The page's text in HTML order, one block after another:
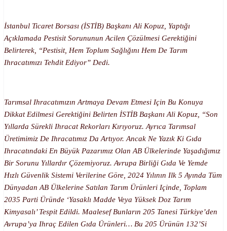
İstanbul Ticaret Borsası (İSTİB) Başkanı Ali Kopuz, Yaptığı
Açıklamada Pestisit Sorununun Acilen Çözülmesi Gerektiğini
Belirterek, “Pestisit, Hem Toplum Sağlığını Hem De Tarım
Ihracatımızı Tehdit Ediyor” Dedi.
Tarımsal Ihracatımızın Artmaya Devam Etmesi Için Bu Konuya
Dikkat Edilmesi Gerektiğini Belirten İSTİB Başkanı Ali Kopuz, “Son
Yıllarda Sürekli Ihracat Rekorları Kırıyoruz. Ayrıca Tarımsal
Üretimimiz De Ihracatımız Da Artıyor. Ancak Ne Yazık Ki Gıda
Ihracatındaki En Büyük Pazarımız Olan AB Ülkelerinde Yaşadığımız
Bir Sorunu Yıllardır Çözemiyoruz. Avrupa Birliği Gıda Ve Yemde
Hızlı Güvenlik Sistemi Verilerine Göre, 2024 Yılının Ilk 5 Ayında Tüm
Dünyadan AB Ülkelerine Satılan Tarım Ürünleri Içinde, Toplam
2035 Parti Üründe ‘yasaklı Madde Veya Yüksek Doz Tarım
Kimyasalı’ Tespit Edildi. Maalesef Bunların 205 Tanesi Türkiye’den
Avrupa’ya Ihraç Edilen Gıda Ürünleri… Bu 205 Ürünün 132’si